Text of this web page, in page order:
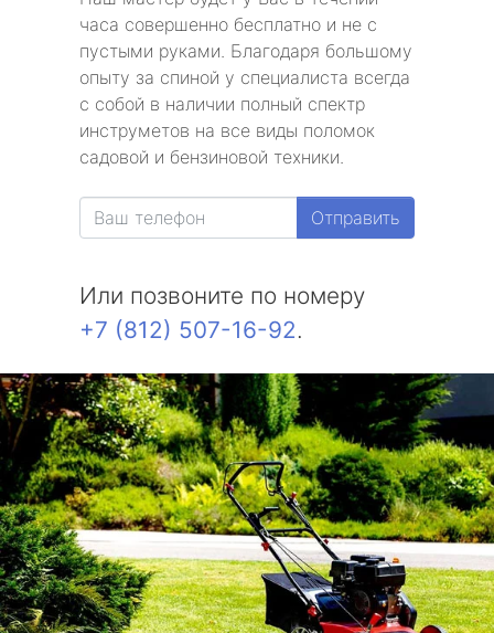
часа совершенно бесплатно и не с
пустыми руками. Благодаря большому
опыту за спиной у специалиста всегда
с собой в наличии полный спектр
инструметов на все виды поломок
садовой и бензиновой техники.
Отправить
Или позвоните по номеру
+7 (812) 507-16-92.